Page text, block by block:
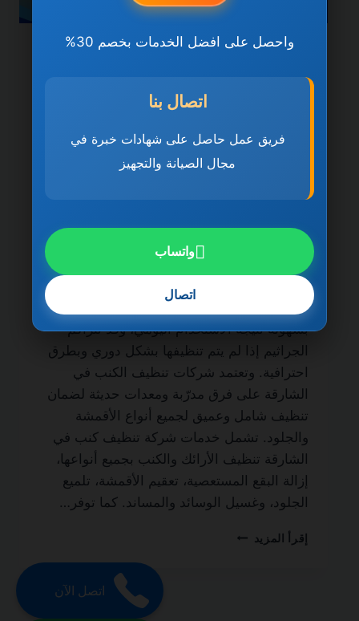
خدمات الشارقة
شركة تنظيف كنب في
الشارقة 0501270935
ضمان مدى الحياة
تنظيف كنب في الشارقة 0501270935 ضمان
مدى الحياة من الخدمات الأساسية لكل منزل أو
فيلا يسعى للحفاظ على نظافة الأثاث وصحته.
فالأرائك والكنب تمتص الغبار والأوساخ والبقع
بسهولة نتيجة الاستخدام اليومي، وقد تتراكم
الجراثيم إذا لم يتم تنظيفها بشكل دوري وبطرق
احترافية. وتعتمد شركات تنظيف الكنب في
الشارقة على فرق مدرّبة ومعدات حديثة لضمان
تنظيف شامل وعميق لجميع أنواع الأقمشة
والجلود. تشمل خدمات شركة تنظيف كنب في
الشارقة تنظيف الأرائك والكنب بجميع أنواعها،
إزالة البقع المستعصية، تعقيم الأقمشة، تلميع
الجلود، وغسيل الوسائد والمساند. كما توفر…
إقرأ المزيد شركة
اتصل الآن
واحصل على افضل الخدمات بخصم 30%
اتصال بنا
فريق عمل حاصل على شهادات خبرة في
مجال الصيانة والتجهيز
واتساب
اتصال